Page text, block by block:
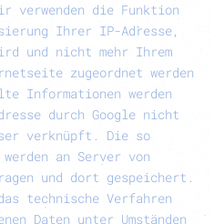
verwenden die Funktion
Ihrer IP-Adresse,
und nicht mehr Ihrem
zugeordnet werden
Informationen werden
durch Google nicht
verknüpft. Die so
an Server von
und dort gespeichert.
technische Verfahren
Daten unter Umständen